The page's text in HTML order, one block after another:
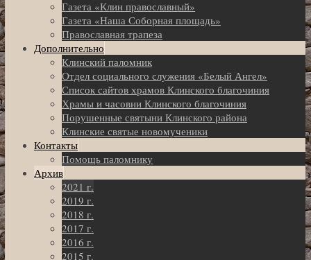
Газета «Клин православный»
Газета «Наша Соборная площадь»
Православная трапеза
Дополнительно
Клинский паломник
Отдел социального служения «Белый Ангел»
Список сайтов храмов Клинского благочиния
Храмы и часовни Клинского благочиния
Порушенные святыни Клинского района
Клинские святые новомученики
Контакты
Помощь паломнику
Архив
2021 г.
2019 г.
2018 г.
2017 г.
2016 г.
2015 г.